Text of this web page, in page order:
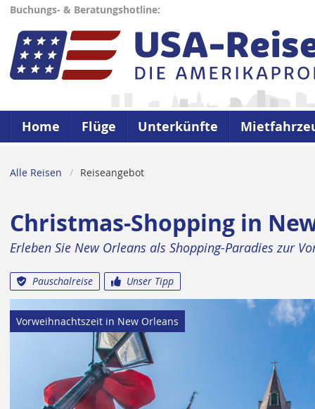
Buchungs- & Beratungshotline:
Home Flüge Unterkünfte
Alle Reisen Reiseangebot
Christmas-Shopping in
Erleben Sie New Orleans als Shopping-Paradies zur
Pauschalreise Unser Tipp
Vorweihnachtszeit in New Orleans